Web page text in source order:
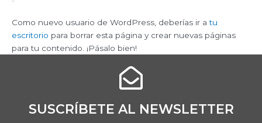
Como nuevo usuario de WordPress, deberías ir atu
escritorio para borrar esta página y crear nuevas páginas
para tu contenido. ¡Pásalo bien!
SUSCRÍBETE AL NEWSLETTER​